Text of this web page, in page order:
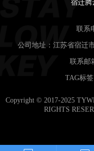
宿迁腾
联系
公司地址：江苏省宿迁
联系邮
TAG标签
Copyright © 2017-2025
RIGHTS